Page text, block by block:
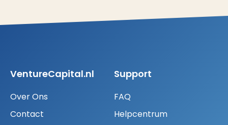
VentureCapital.nl
Over Ons
Contact
Support
FAQ
Helpcentrum